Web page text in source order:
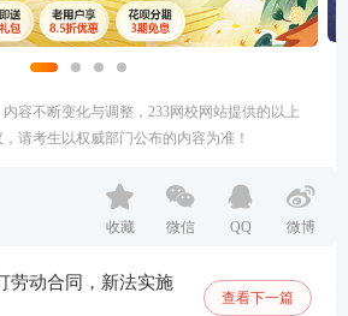
容不断变化与调整，233网校网站提供的以上
请考生以权威部门公布的内容为准！
收藏 微信 QQ 微博
劳动合同，新法实施
查看下一篇